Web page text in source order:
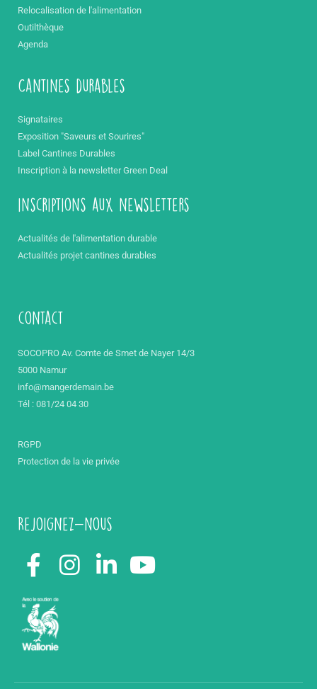
Relocalisation de l'alimentation
Outilthèque
Agenda
Cantines durables
Signataires
Exposition "Saveurs et Sourires"
Label Cantines Durables
Inscription à la newsletter Green Deal
inscriptions aux newsletters
Actualités de l'alimentation durable
Actualités projet cantines durables
contact
SOCOPRO Av. Comte de Smet de Nayer 14/3
5000 Namur
info@mangerdemain.be
Tél : 081/24 04 30
RGPD
Protection de la vie privée
Rejoignez-nous